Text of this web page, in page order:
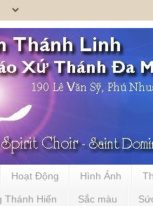
Hoạt Động Hình Ảnh
Thánh Hiến Sắc màu